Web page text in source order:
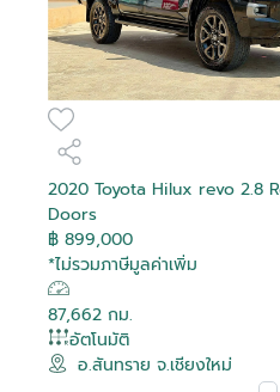
2020 Toyota Hilux revo 2.8
Doors
฿ 899,000
*ไม่รวมภาษีมูลค่าเพิ่ม
87,662 กม.
อัตโนมัติ
อ.สันทราย จ.เชียงใหม่